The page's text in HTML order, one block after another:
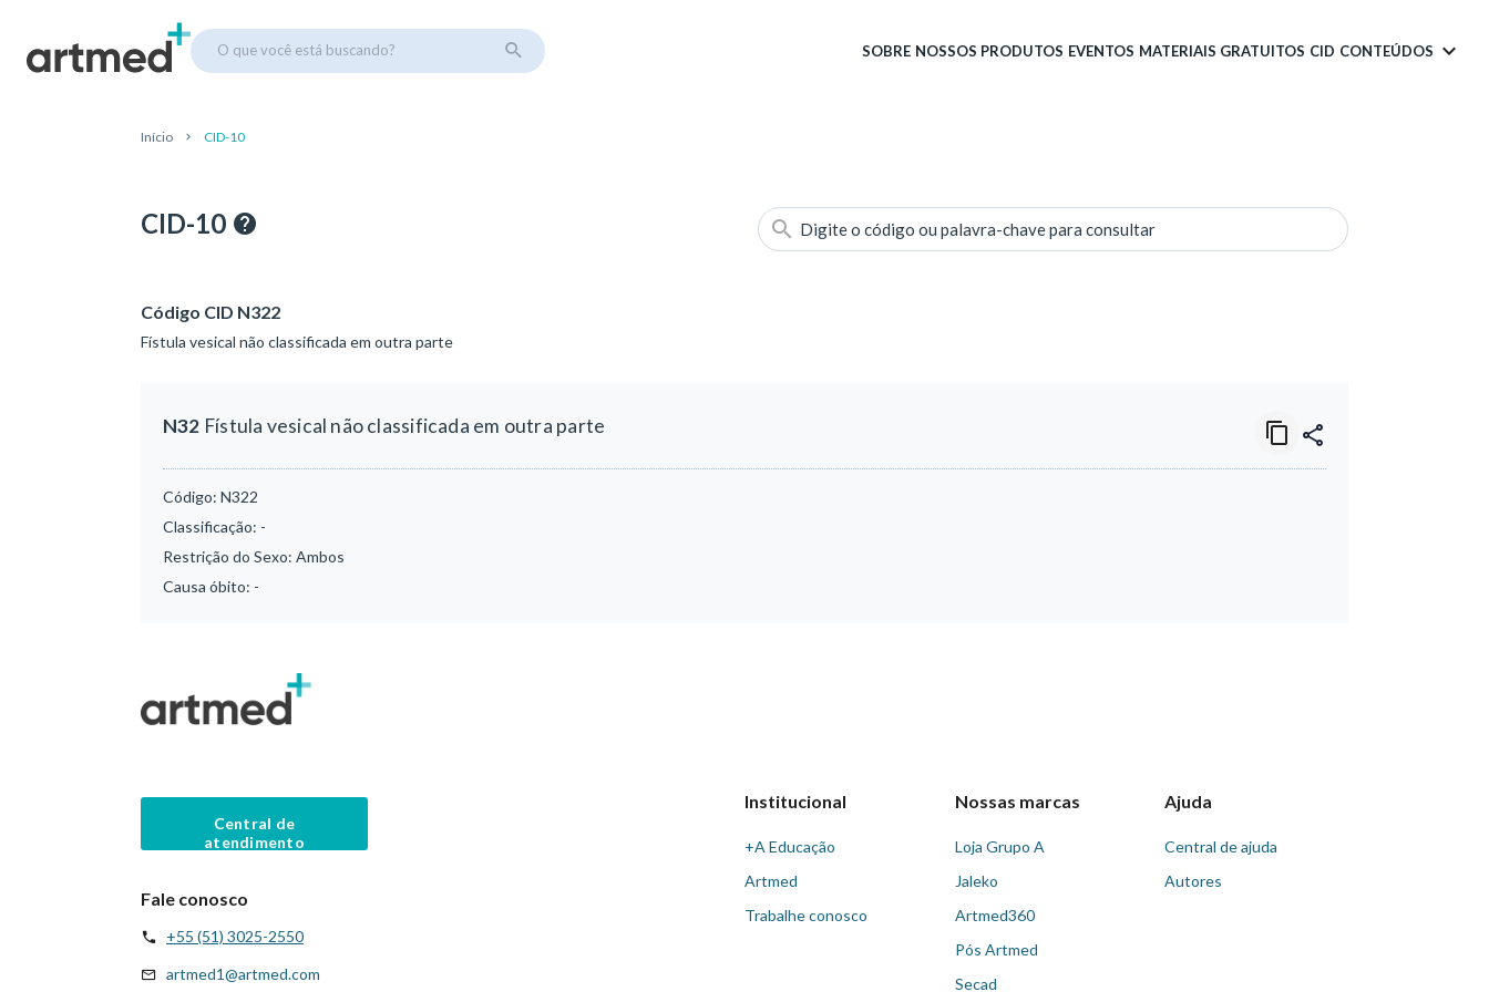
O que você está buscando? SOBRE NOSSOS PRODUTOS EVENTOS MATERIAIS GRATUITOS CID CONTEÚDOS
Início CID-10
CID-10 Digite o código ou palavra-chave para consultar
Código CID N322
Fístula vesical não classificada em outra parte
N32 Fístula vesical não classificada em outra parte
Código: N322
Classificação: -
Restrição do Sexo: Ambos
Causa óbito: -
Central de
atendimento
Fale conosco
+55 (51) 3025-2550
artmed1@artmed.com
Institucional
+A Educação
Artmed
Trabalhe conosco
Nossas marcas
Loja Grupo A
Jaleko
Artmed360
Pós Artmed
Secad
Ajuda
Central de ajuda
Autores